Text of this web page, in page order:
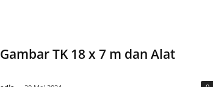
TK 18 x 7 m dan Alat